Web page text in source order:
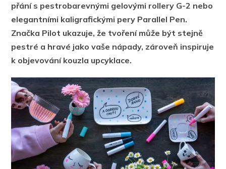
přání s pestrobarevnými gelovými rollery G-2 nebo
elegantními kaligrafickými pery Parallel Pen.
Značka Pilot ukazuje, že tvoření může být stejně
pestré a hravé jako vaše nápady, zároveň inspiruje
k objevování kouzla upcyklace.